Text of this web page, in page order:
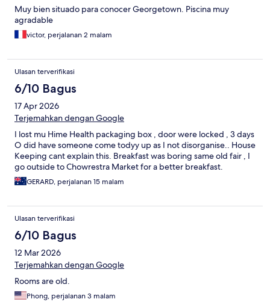
Muy bien situado para conocer Georgetown. Piscina muy
agradable
victor, perjalanan 2 malam
Ulasan terverifikasi
6/10 Bagus
17 Apr 2026
Terjemahkan dengan Google
I lost mu Hime Health packaging box , door were locked , 3 days
O did have someone come todyy up as I not disorganise.. House
Keeping cant explain this. Breakfast was boring same old fair , I
go outside to Chowrestra Market for a better breakfast.
GERARD, perjalanan 15 malam
Ulasan terverifikasi
6/10 Bagus
12 Mar 2026
Terjemahkan dengan Google
Rooms are old.
Phong, perjalanan 3 malam